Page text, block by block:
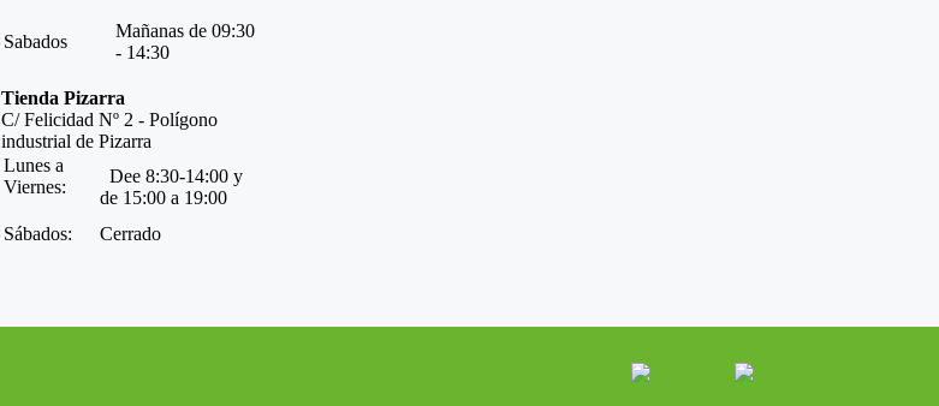
Sabados
Mañanas de 09:30
- 14:30
Tienda Pizarra
C/ Felicidad Nº 2 - Polígono
industrial de Pizarra
Lunes a
Viernes:
Dee 8:30-14:00 y
de 15:00 a 19:00
Sábados:
Cerrado